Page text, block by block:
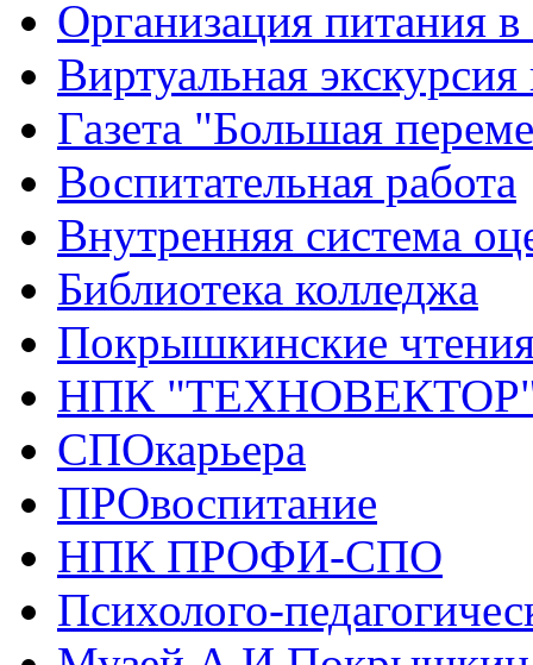
Организация питания в
Виртуальная
Газета "Большая
Воспитательная работа
Внутренняя система
Библиотека колледжа
Покрышкинские
НПК
СПОкарьера
ПРОвоспитание
НПК ПРОФИ-СПО
Психолого-